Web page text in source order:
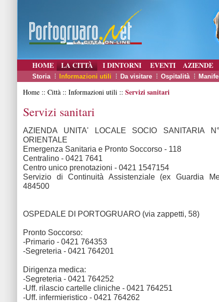
HOME LA CITTÀ I DINTORNI EVENTI AZIENDE
Storia Informazioni utili Da visitare Ospitalità
Home :: Città :: Informazioni utili :: Servizi sanitari
Servizi sanitari
AZIENDA UNITA' LOCALE SOCIO SANITARIA
ORIENTALE
Emergenza Sanitaria e Pronto Soccorso - 118
Centralino - 0421 7641
Centro unico prenotazioni - 0421 1547154
Servizio di Continuità Assistenziale (ex Guardia
484500
OSPEDALE DI PORTOGRUARO (via zappetti, 58)
Pronto Soccorso:
-Primario - 0421 764353
-Segreteria - 0421 764201
Dirigenza medica:
-Segreteria - 0421 764252
-Uff. rilascio cartelle cliniche - 0421 764251
-Uff. infermieristico - 0421 764262